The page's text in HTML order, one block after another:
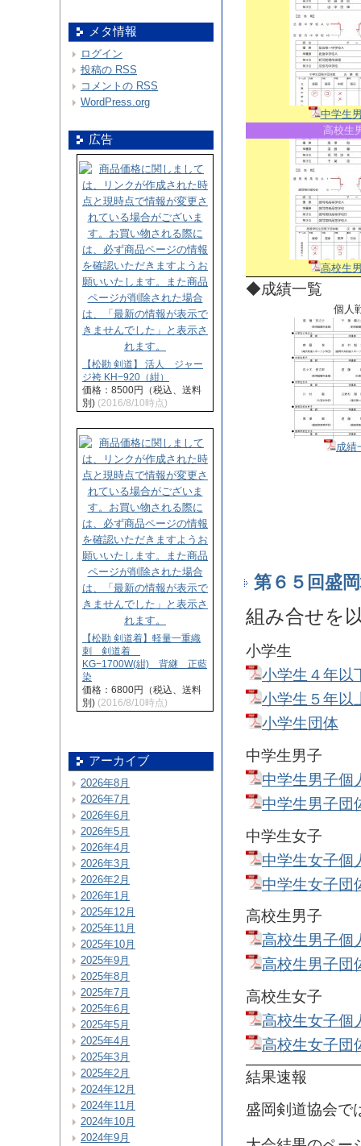
中学生
高校生
高校生
◆成績一覧
個人
成績
第６５回盛
組み合せを
小学生
小学生４年以
小学生５年以
小学生団体
中学生男子
中学生男子個
中学生男子団
中学生女子
中学生女子個
中学生女子団
高校生男子
高校生男子個
高校生男子団
高校生女子
高校生女子個
高校生女子団
結果速報
盛岡剣道協会で
メタ情報
ログイン
投稿の RSS
コメントの RSS
WordPress.org
広告
【松勘 剣道】 活人 ジャー
ジ袴 KH−920（紺）
価格：8500円（税込、送料
別) (2016/8/10時点)
【松勘 剣道着】軽量一重織
刺 剣道着
KG−1700W(紺) 背継 正藍
染
価格：6800円（税込、送料
別) (2016/8/10時点)
アーカイブ
2026年8月
2026年7月
2026年6月
2026年5月
2026年4月
2026年3月
2026年2月
2026年1月
2025年12月
2025年11月
2025年10月
2025年9月
2025年8月
2025年7月
2025年6月
2025年5月
2025年4月
2025年3月
2025年2月
2024年12月
2024年11月
2024年10月
2024年9月